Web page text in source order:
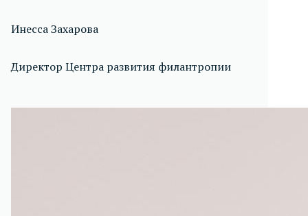
Инесса Захарова
Директор Центра развития филантропии